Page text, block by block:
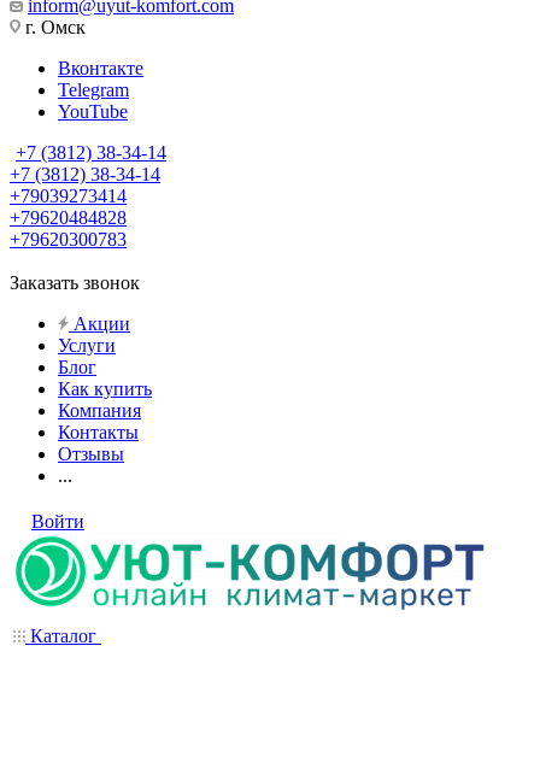
inform@uyut-komfort.com
г. Омск
Вконтакте
Telegram
YouTube
+7 (3812) 38-34-14
+7 (3812) 38-34-14
+79039273414
+79620484828
+79620300783
Заказать звонок
Акции
Услуги
Блог
Как купить
Компания
Контакты
Отзывы
...
Войти
Каталог